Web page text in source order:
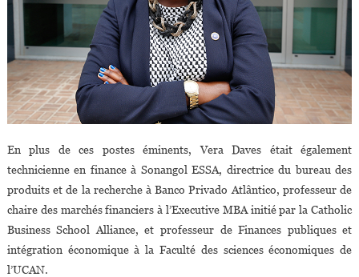
En plus de ces postes éminents, Vera Daves était également
technicienne en finance à Sonangol ESSA, directrice du bureau des
produits et de la recherche à Banco Privado Atlântico, professeur de
chaire des marchés financiers à l’Executive MBA initié par la Catholic
Business School Alliance, et professeur de Finances publiques et
intégration économique à la Faculté des sciences économiques de
l’UCAN.